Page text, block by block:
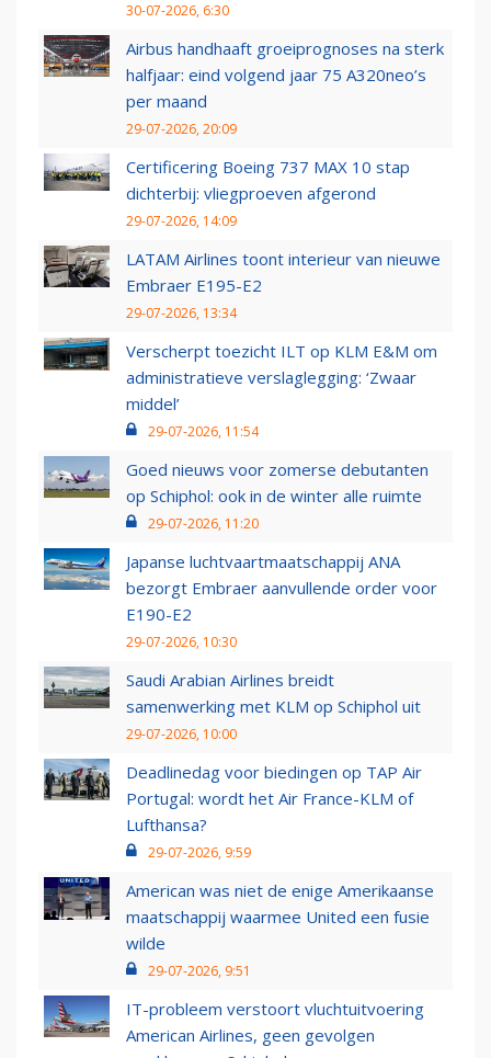
30-07-2026, 6:30
Airbus handhaaft groeiprognoses na sterk
halfjaar: eind volgend jaar 75 A320neo’s
per maand
29-07-2026, 20:09
Certificering Boeing 737 MAX 10 stap
dichterbij: vliegproeven afgerond
29-07-2026, 14:09
LATAM Airlines toont interieur van nieuwe
Embraer E195-E2
29-07-2026, 13:34
Verscherpt toezicht ILT op KLM E&M om
administratieve verslaglegging: ‘Zwaar
middel’
29-07-2026, 11:54
Goed nieuws voor zomerse debutanten
op Schiphol: ook in de winter alle ruimte
29-07-2026, 11:20
Japanse luchtvaartmaatschappij ANA
bezorgt Embraer aanvullende order voor
E190-E2
29-07-2026, 10:30
Saudi Arabian Airlines breidt
samenwerking met KLM op Schiphol uit
29-07-2026, 10:00
Deadlinedag voor biedingen op TAP Air
Portugal: wordt het Air France-KLM of
Lufthansa?
29-07-2026, 9:59
American was niet de enige Amerikaanse
maatschappij waarmee United een fusie
wilde
29-07-2026, 9:51
IT-probleem verstoort vluchtuitvoering
American Airlines, geen gevolgen